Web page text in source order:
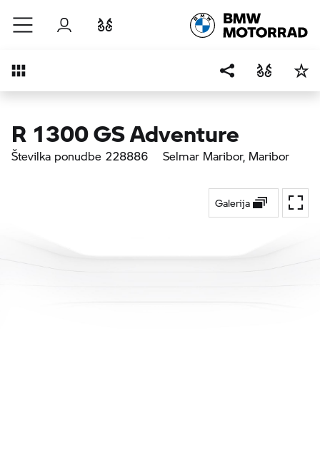
Preskoči na glavno vsebino
Prijava
Pregled
R 1300 GS Adventure
Številka ponudbe 228886 Selmar Maribor, Maribor
Galerija